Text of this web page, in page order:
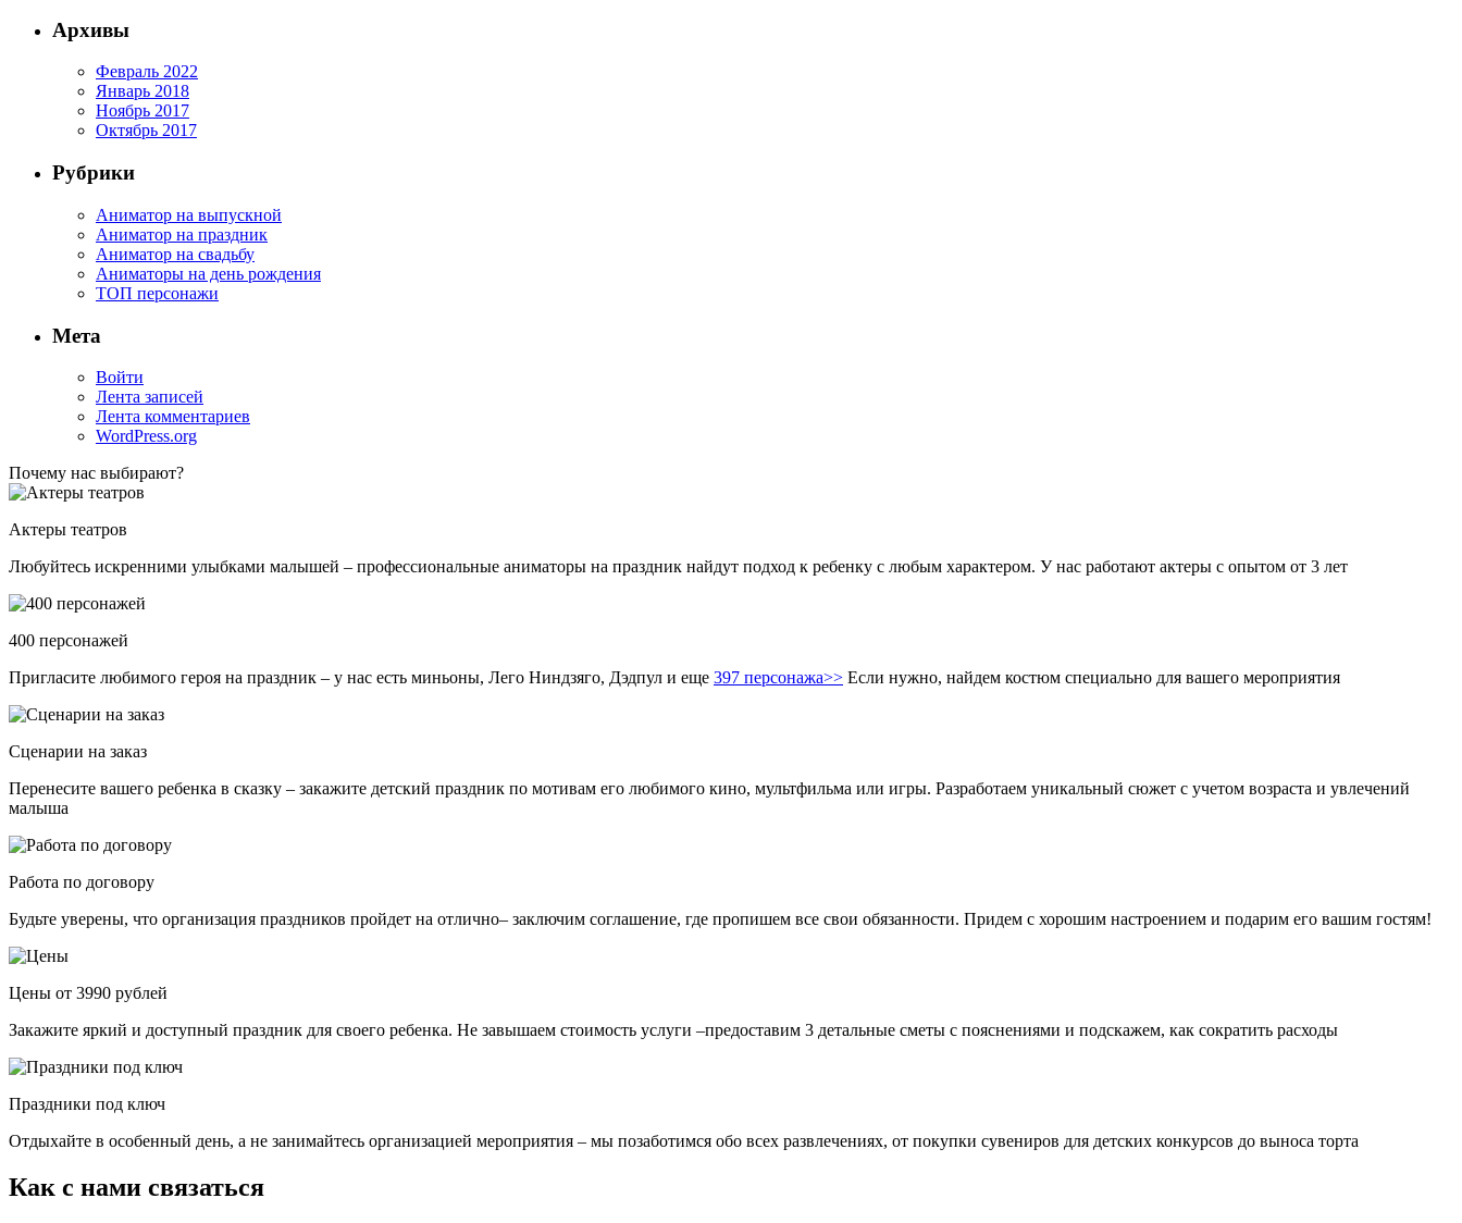
Архивы
Февраль 2022
Январь 2018
Ноябрь 2017
Октябрь 2017
Рубрики
Аниматор на выпускной
Аниматор на праздник
Аниматор на свадьбу
Аниматоры на день рождения
ТОП персонажи
Мета
Войти
Лента записей
Лента комментариев
WordPress.org
Почему нас выбирают?
Актеры театров
Любуйтесь искренними улыбками малышей – профессиональные аниматоры на праздник найдут подход к ребенку с любым характером. У нас работают актеры с опытом от 3 лет
400 персонажей
Пригласите любимого героя на праздник – у нас есть миньоны, Лего Ниндзяго, Дэдпул и еще 397 персонажа>> Если нужно, найдем костюм специально для вашего мероприятия
Сценарии на заказ
Перенесите вашего ребенка в сказку – закажите детский праздник по мотивам его любимого кино, мультфильма или игры. Разработаем уникальный сюжет с учетом возраста и увлечений
малыша
Работа по договору
Будьте уверены, что организация праздников пройдет на отлично– заключим соглашение, где пропишем все свои обязанности. Придем с хорошим настроением и подарим его вашим гостям!
Цены от 3990 рублей
Закажите яркий и доступный праздник для своего ребенка. Не завышаем стоимость услуги –предоставим 3 детальные сметы с пояснениями и подскажем, как сократить расходы
Праздники под ключ
Отдыхайте в особенный день, а не занимайтесь организацией мероприятия – мы позаботимся обо всех развлечениях, от покупки сувениров для детских конкурсов до выноса торта
Как с нами связаться